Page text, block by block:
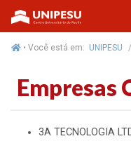
• Você está em: UNIPESU
Empresas
3A TECNOLOGIA